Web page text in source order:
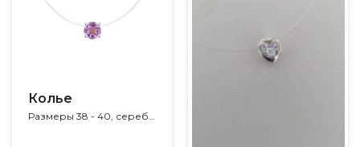
Колье
Размеры 38 - 40, серебро 925, аметист